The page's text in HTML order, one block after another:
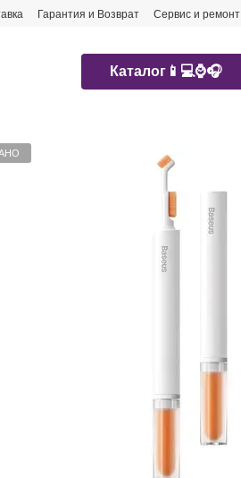
Гарантия и Возврат Сервис и ремонт
Каталог📱💻⌚️🎧